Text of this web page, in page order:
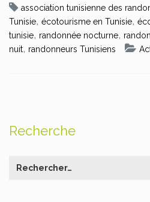
association tunisienne des
Tunisie, écotourisme en Tunisie,
tunisie, randonnée nocturne,
nuit, randonneurs Tunisiens
Recherche